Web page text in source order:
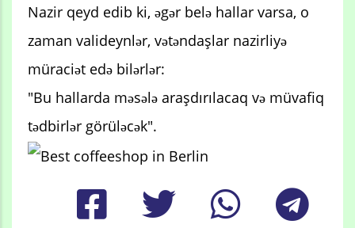
Nazir qeyd edib ki, əgər belə hallar varsa, o
zaman valideynlər, vətəndaşlar nazirliyə
müraciət edə bilərlər:
"Bu hallarda məsələ araşdırılacaq və müvafiq
tədbirlər görüləcək".